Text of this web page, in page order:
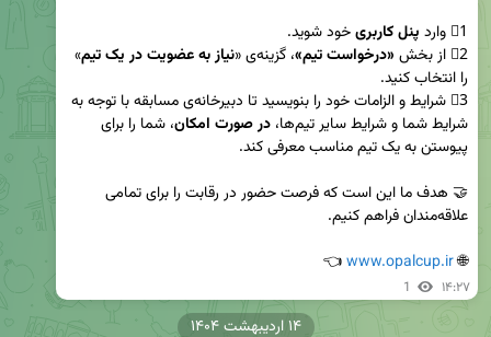
1⃣ وارد
پنل کاربری
2⃣ از بخش
«درخواست تیم»، گزینه‌ی « نیاز به عضویت در یک تیم
شرایط شما و شرایط سایر تیم‌ها،
در صورت امکان
🌐
www.opalcup.ir
👈
1 ۱۴:۲۷
۱۴ اردیبهشت ۱۴۰۴